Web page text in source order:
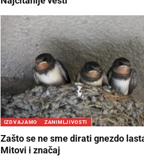
IZDVAJAMO ZANIMLJIVOSTI
Zašto se ne sme dirati gnezdo
Mitovi i značaj